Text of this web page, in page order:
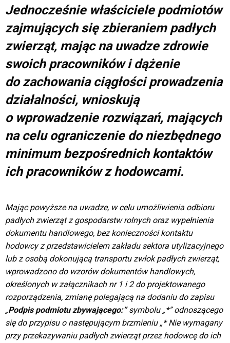
Jednocześnie właściciele podmiotów
zajmujących się zbieraniem padłych
zwierząt, mając na uwadze zdrowie
swoich pracowników i dążenie
do zachowania ciągłości prowadzenia
działalności, wnioskują
o wprowadzenie rozwiązań, mających
na celu ograniczenie do niezbędnego
minimum bezpośrednich kontaktów
ich pracowników z hodowcami.
Mając powyższe na uwadze, w celu umożliwienia odbioru
padłych zwierząt z gospodarstw rolnych oraz wypełnienia
dokumentu handlowego, bez konieczności kontaktu
hodowcy z przedstawicielem zakładu sektora utylizacyjnego
lub z osobą dokonującą transportu zwłok padłych zwierząt,
wprowadzono do wzorów dokumentów handlowych,
określonych w załącznikach nr 1 i 2 do projektowanego
rozporządzenia, zmianę polegającą na dodaniu do zapisu
„Podpis podmiotu zbywającego:”symbolu „*” odnoszącego
się do przypisu o następującym brzmieniu „* Nie wymagany
przy przekazywaniu padłych zwierząt przez hodowcę do ich